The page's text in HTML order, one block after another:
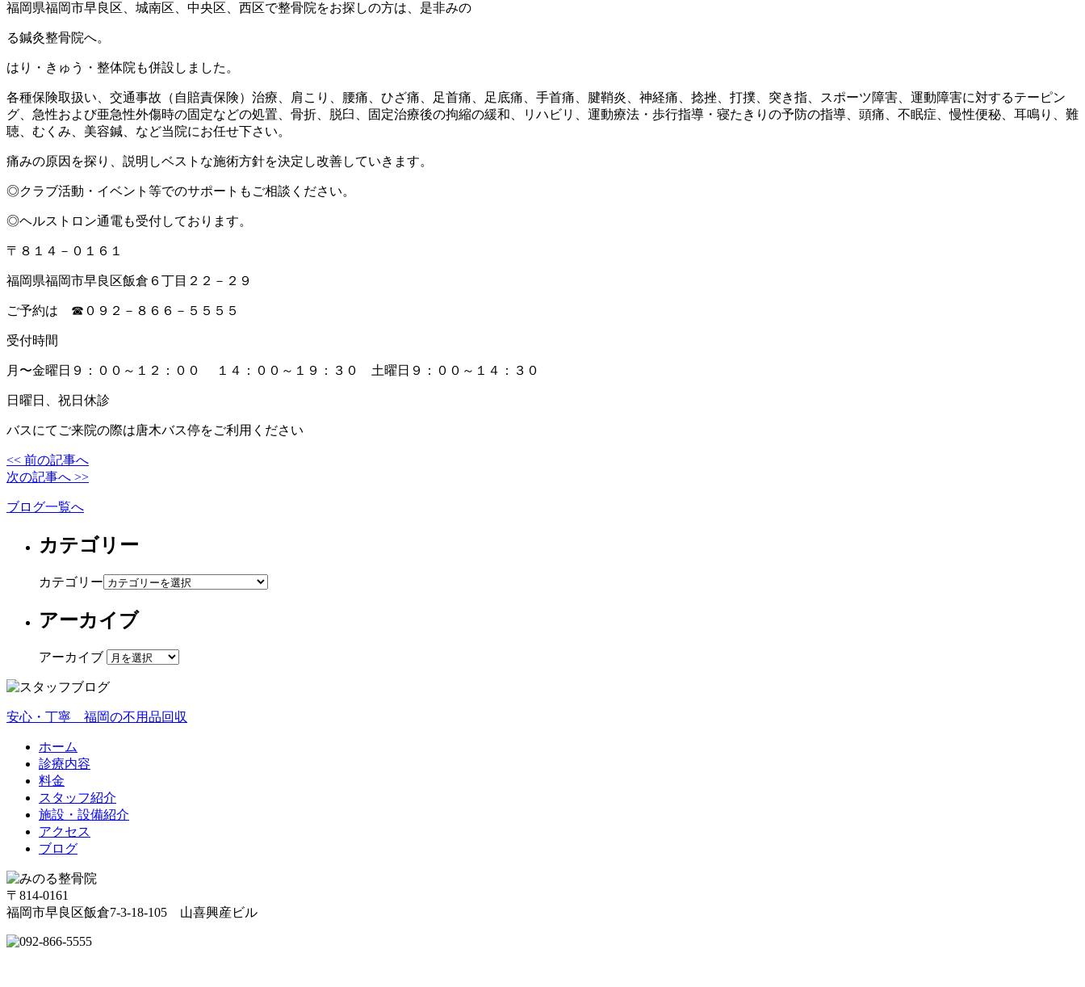
福岡県福岡市早良区、城南区、中央区、西区で整骨院をお探しの方は、是非みの
る鍼灸整骨院へ。
はり・きゅう・整体院も併設しました。
各種保険取扱い、交通事故（自賠責保険）治療、肩こり、腰痛、ひざ痛、足首痛、足底痛、手首痛、腱鞘炎、神経痛、捻挫、打撲、突き指、スポーツ障害、運動障害に対するテーピン
グ、急性および亜急性外傷時の固定などの処置、骨折、脱臼、固定治療後の拘縮の緩和、リハビリ、運動療法・歩行指導・寝たきりの予防の指導、頭痛、不眠症、慢性便秘、耳鳴り、難
聴、むくみ、美容鍼、など当院にお任せ下さい。
痛みの原因を探り、説明しベストな施術方針を決定し改善していきます。
◎クラブ活動・イベント等でのサポートもご相談ください。
◎ヘルストロン通電も受付しております。
〒８１４－０１６１
福岡県福岡市早良区飯倉６丁目２２－２９
ご予約は ☎０９２－８６６－５５５５
受付時間
月〜金曜日９：００～１２：００ １４：００～１９：３０ 土曜日９：００～１４：３０
日曜日、祝日休診
バスにてご来院の際は唐木バス停をご利用ください
<< 前の記事へ
次の記事へ >>
ブログ一覧へ
カテゴリー
カテゴリー
アーカイブ
アーカイブ
安心・丁寧 福岡の不用品回収
ホーム
診療内容
料金
スタッフ紹介
施設・設備紹介
アクセス
ブログ
〒814-0161
福岡市早良区飯倉7-3-18-105 山喜興産ビル